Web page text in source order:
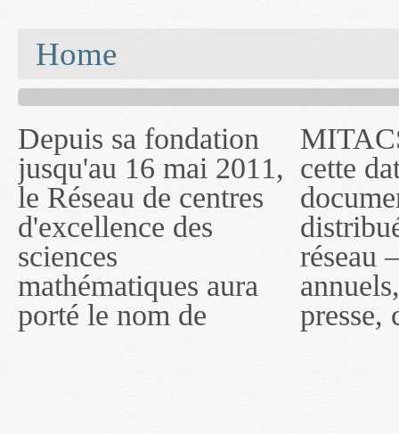
Home
Depuis sa fondation
jusqu'au 16 mai 2011,
le Réseau de centres
d'excellence des
sciences
mathématiques aura
porté le nom de
MITACS inc. Jusqu'à
cette date, les
documents publiés ou
distribués par ce
réseau — rapports
annuels, coupures de
presse, communiqués
— l'auront désigné
sous le nom de
MITACS inc. À
compter du 16 mai
2011, toutefois, le
réseau portera le nom